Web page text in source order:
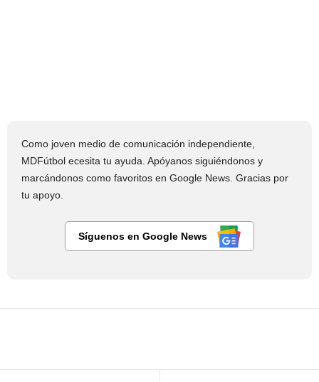
Como joven medio de comunicación independiente,
MDFútbol ecesita tu ayuda. Apóyanos siguiéndonos y
marcándonos como favoritos en Google News. Gracias por
tu apoyo.
Síguenos en Google News